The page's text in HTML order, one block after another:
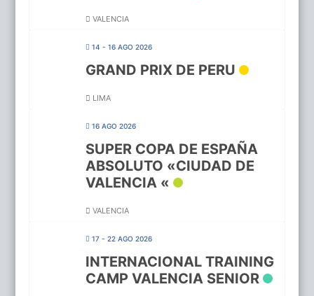
VALENCIA
14 - 16 AGO 2026
GRAND PRIX DE PERU
LIMA
16 AGO 2026
SUPER COPA DE ESPAÑA
ABSOLUTO «CIUDAD DE
VALENCIA «
VALENCIA
17 - 22 AGO 2026
INTERNACIONAL TRAINING
CAMP VALENCIA SENIOR